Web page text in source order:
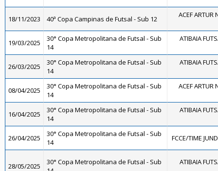
18/11/2023 40ª Copa Campinas de Futsal - Sub 12 ACEF ARTUR
19/03/2025
30° Copa Metropolitana de Futsal - Sub
14
ATIBAIA
26/03/2025
30° Copa Metropolitana de Futsal - Sub
14
ATIBAIA
08/04/2025
30° Copa Metropolitana de Futsal - Sub
14
ACEF ARTUR
16/04/2025
30° Copa Metropolitana de Futsal - Sub
14
ATIBAIA
26/04/2025
30° Copa Metropolitana de Futsal - Sub
14
FCCE/TIME
28/05/2025
30° Copa Metropolitana de Futsal - Sub
ATIBAIA